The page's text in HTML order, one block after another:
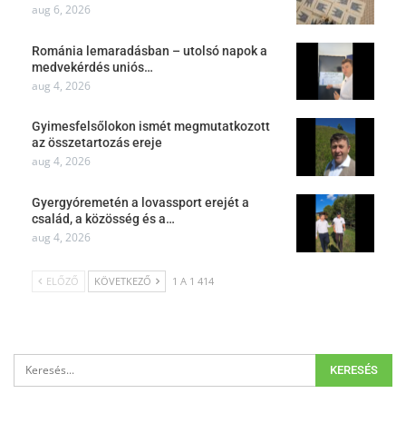
aug 6, 2026
Románia lemaradásban – utolsó napok a
medvekérdés uniós…
aug 4, 2026
Gyimesfelsőlokon ismét megmutatkozott
az összetartozás ereje
aug 4, 2026
Gyergyóremetén a lovassport erejét a
család, a közösség és a…
aug 4, 2026
ELŐZŐ KÖVETKEZŐ 1 A 1 414